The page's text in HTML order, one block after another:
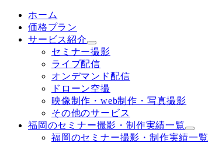
ホーム
価格プラン
サービス紹介
セミナー撮影
ライブ配信
オンデマンド配信
ドローン空撮
映像制作・web制作・写真撮影
その他のサービス
福岡のセミナー撮影・制作実績一覧
福岡のセミナー撮影・制作実績一覧